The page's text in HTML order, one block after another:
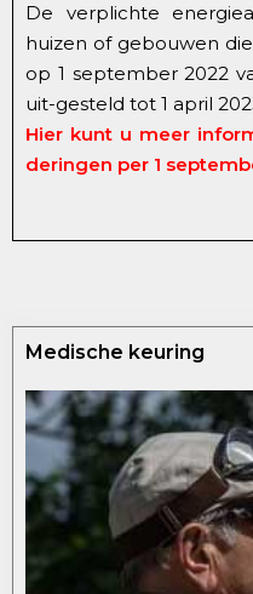
De verplichte
huizen of gebouwen
op 1 september 2022
uit-gesteld tot 1 april
Hier kunt u meer
deringen per 1
Medische keuring